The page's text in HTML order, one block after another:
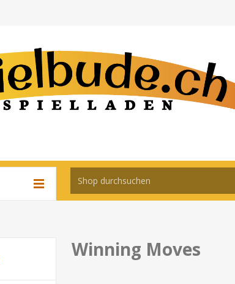
Winning Moves